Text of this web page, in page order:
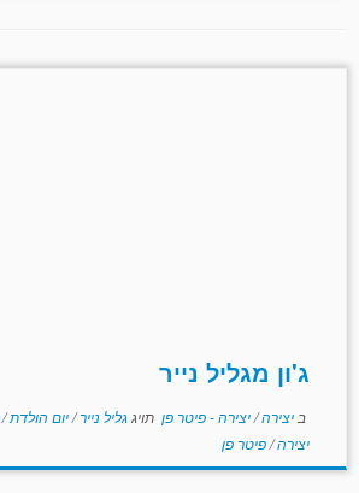
ג'ון מגליל נייר
ב יצירה/יצירה - פיטר פן תויגגליל נייר/יום הולדת/
יצירה/פיטר פן